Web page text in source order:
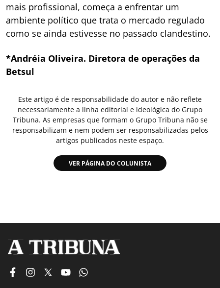
mais profissional, começa a enfrentar um
ambiente político que trata o mercado regulado
como se ainda estivesse no passado clandestino.
*Andréia Oliveira. Diretora de operações da
Betsul
Este artigo é de responsabilidade do autor e não reflete
necessariamente a linha editorial e ideológica do Grupo
Tribuna. As empresas que formam o Grupo Tribuna não se
responsabilizam e nem podem ser responsabilizadas pelos
artigos publicados neste espaço.
VER PÁGINA DO COLUNISTA